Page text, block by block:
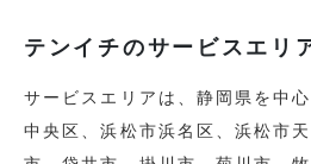
テンイチのサービスエリ
サービスエリアは、静岡県を中
中央区、浜松市浜名区、浜松市